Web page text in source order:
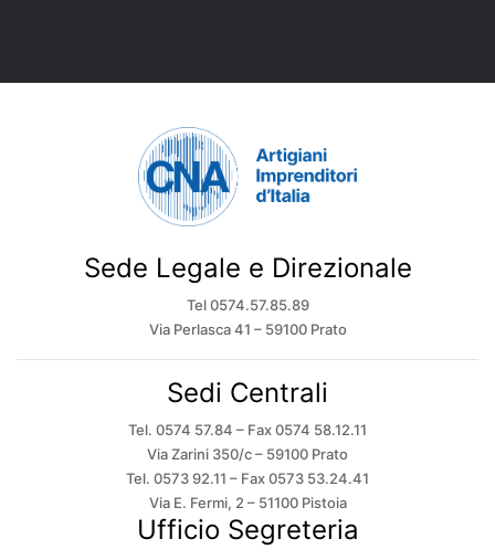
Sede Legale e Direzionale
Tel 0574.57.85.89
Via Perlasca 41 – 59100 Prato
Sedi Centrali
Tel. 0574 57.84 – Fax 0574 58.12.11
Via Zarini 350/c – 59100 Prato
Tel. 0573 92.11 – Fax 0573 53.24.41
Via E. Fermi, 2 – 51100 Pistoia
Ufficio Segreteria